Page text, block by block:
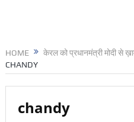
HOME
केरल को प्रधानमंत्री मोदी से
CHANDY
chandy